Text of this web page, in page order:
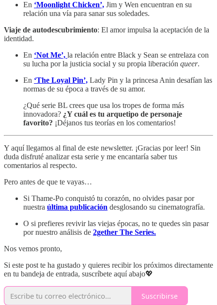
En ‘Moonlight Chicken’, Jim y Wen encuentran en su
relación una vía para sanar sus soledades.
Viaje de autodescubrimiento: El amor impulsa la aceptación de la
identidad.
En ‘Not Me’, la relación entre Black y Sean se entrelaza con
su lucha por la justicia social y su propia liberación queer.
En ‘The Loyal Pin’, Lady Pin y la princesa Anin desafían las
normas de su época a través de su amor.
¿Qué serie BL crees que usa los tropes de forma más
innovadora? ¿Y cuál es tu arquetipo de personaje
favorito? ¡Déjanos tus teorías en los comentarios!
Y aquí llegamos al final de este newsletter. ¡Gracias por leer! Sin
duda disfruté analizar esta serie y me encantaría saber tus
comentarios al respecto.
Pero antes de que te vayas…
Si Thame-Po conquistó tu corazón, no olvides pasar por
nuestra última publicación desglosando su cinematografía.
O si prefieres revivir las viejas épocas, no te quedes sin pasar
por nuestro análisis de 2gether The Series.
Nos vemos pronto,
Si este post te ha gustado y quieres recibir los próximos directamente
en tu bandeja de entrada, suscríbete aquí abajo💖
Suscribirse